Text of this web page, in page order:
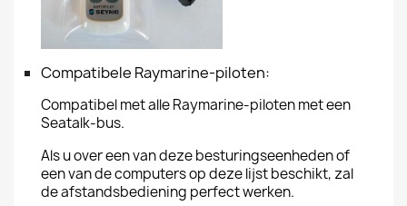
Compatibele Raymarine-piloten:
Compatibel met alle Raymarine-piloten met een
Seatalk-bus.
Als u over een van deze besturingseenheden of
een van de computers op deze lijst beschikt, zal
de afstandsbediening perfect werken.